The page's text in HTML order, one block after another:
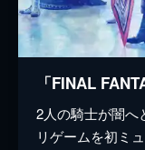
2人の騎士が闇へ
リゲームを初ミ